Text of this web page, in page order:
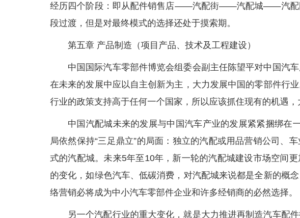
经历四个阶段：即从配件销售店——汽配街——汽配城——汽配
段过渡，但是对最终模式的选择还处于摸索期。
第五章 产品制造（项目产品、技术及工程建设）
中国国际汽车零部件博览会组委会副主任陈望平对中国汽
在未来的发展中应以自主创新为主，大力发展中国的零部件行
行业的政策支持高于任何一个国家，所以应该抓住现有的机遇，
中国汽配城未来的发展与中国汽车产业的发展紧紧捆绑在
局依然保持“三足鼎立”的局面：独立的汽配或用品营销公司、
式的汽配城。未来5年至10年，新一轮的汽配城建设市场空间
的变化，如绿色汽车、低碳消费，对汽配城来说都是全新的概
络营销必将成为中小汽车零部件企业和许多经销商的必然选择。
另一个汽配行业的重大变化，就是大力推进再制造汽车配